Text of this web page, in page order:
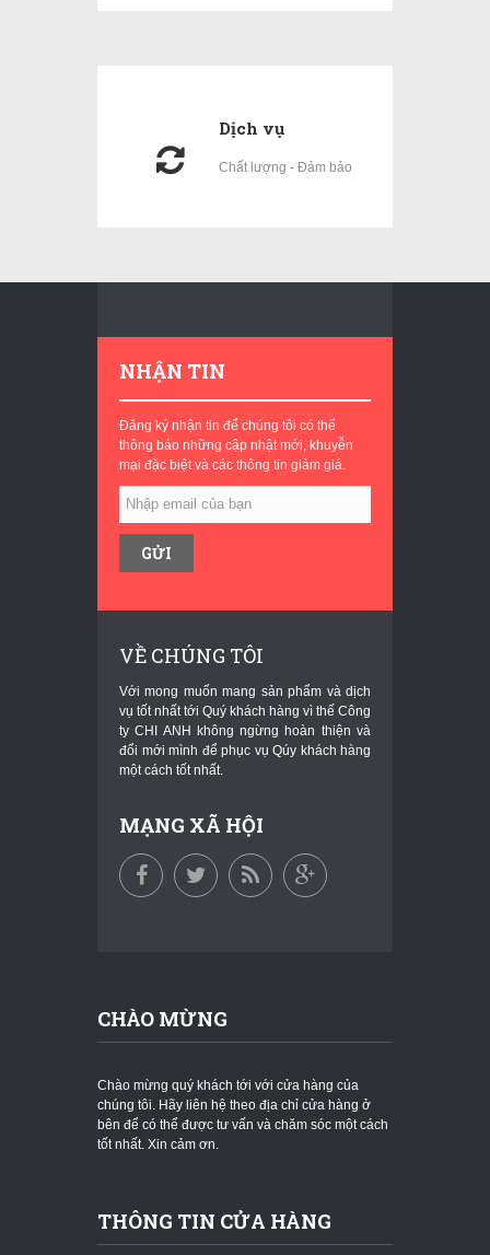
Dịch vụ
Chất lượng - Đảm bảo
NHẬN TIN
Đăng ký nhận tin để chúng tôi có thể
thông báo những cập nhật mới, khuyễn
mại đặc biệt và các thông tin giảm giá.
VỀ CHÚNG TÔI
Với mong muốn mang sản phẩm và dịch
vụ tốt nhất tới Quý khách hàng vì thế Công
ty CHI ANH không ngừng hoàn thiện và
đổi mới mình để phục vụ Qúy khách hàng
một cách tốt nhất.
MẠNG XÃ HỘI
CHÀO MỪNG
Chào mừng quý khách tới với cửa hàng của
chúng tôi. Hãy liên hệ theo địa chỉ cửa hàng ở
bên để có thể được tư vấn và chăm sóc một cách
tốt nhất. Xin cảm ơn.
THÔNG TIN CỬA HÀNG